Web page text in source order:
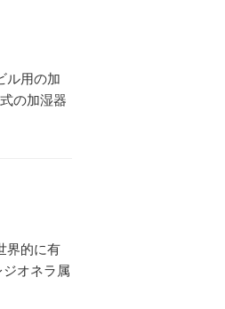
ル用の加
の加湿器
界的に有
オネラ属